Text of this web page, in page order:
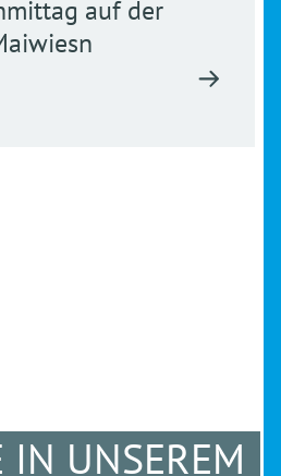
auf der
IN UNSEREM